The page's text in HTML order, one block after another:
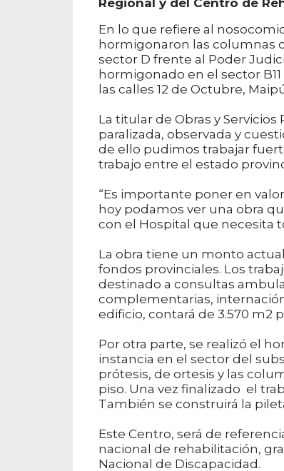
Regional y del Centro de
En lo que refiere al
hormigonaron las columnas
sector D frente al Poder
hormigonado en el sector
las calles 12 de Octubre,
La titular de Obras y
paralizada, observada y
de ello pudimos trabajar
trabajo entre el estado
“Es importante poner en
hoy podamos ver una obra
con el Hospital que necesita
La obra tiene un monto
fondos provinciales. Los
destinado a consultas
complementarias,
edificio, contará de 3.570 m2
Por otra parte, se realizó el
instancia en el sector del
prótesis, de ortesis y las
piso. Una vez finalizado el
También se construirá la
Este Centro, será de
nacional de rehabilitación,
Nacional de Discapacidad.